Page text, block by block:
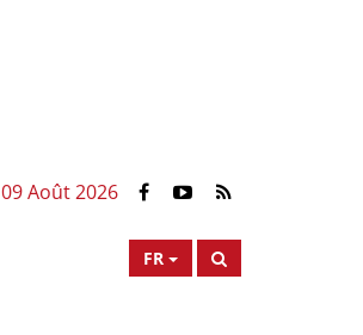
09 Août 2026
FR